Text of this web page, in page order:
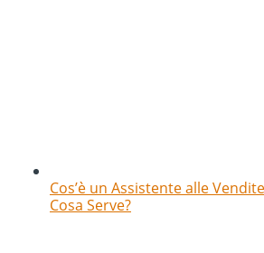
Cos’è un Assistente alle
Cosa Serve?